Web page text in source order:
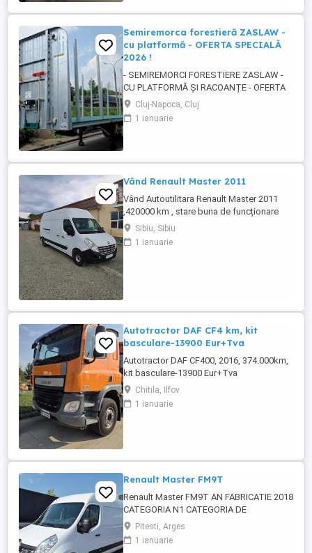
destinate transportului de material lemnos
si al altor ...
Semiremorca forestieră ZASLAW -
cu platformă - OFERTA SPECIALĂ
2026 !
- SEMIREMORCI FORESTIERE ZASLAW -
CU PLATFORMĂ ȘI RACOANȚE - OFERTA
SPECIALĂ 2026 !! - VEHICULE NOI ( 2025 ) -
VEHICULE PE STOC SAU ÎN FABRICAȚIE
ZASLAW !! DESCRIERE: - Semiremorci
material lemnos forestier , mărfuri
paletizate ...
Cluj-Napoca, Cluj
1 ianuarie
Vând Renault Master 2011
Vând Autoutilitara Renault Master 2011
,420000 km , stare buna de funcționare
,arcuri duble pe spate.VT iunie
2027.Asigurarea expira în 12.08.2026
Sibiu, Sibiu
1 ianuarie
Autotractor DAF CF4 km, kit
basculare-13900 Eur+Tva
Autotractor DAF CF400, 2016, 374.000km,
kit basculare-13900 Eur+Tva
Chitila, Ilfov
1 ianuarie
Renault Master FM9T
Renault Master FM9T AN FABRICATIE 2018
CATEGORIA N1 CATEGORIA DE
FOLOSINTA AUTOUTILITARA N1
CAROSERIE BB FURGON PUTERE KW 96
TIP COMBUSTIBIL MOTORINA NORMA DE
Pitesti, Arges
1 ianuarie